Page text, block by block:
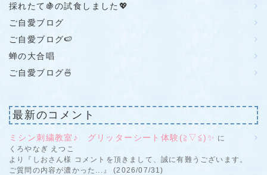
採れたて🍇の試食しました💖
ご自愛ブログ
ご自愛ブログ🍉
蝉の大合唱
ご自愛ブログ🍜
最新のコメント
ミシン刺繍教室♪ グリッターシート体験(≧▽≦)✨ に
くろやなぎ えつこ
より『しおさん様 コメントを頂きまして、誠に有難うございます。
ご質問の内容が濃かった...』 (2026/07/31)